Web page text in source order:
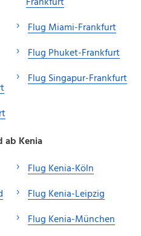
Flug Miami-Frankfurt
Flug Phuket-Frankfurt
Flug Singapur-Frankfurt
ab Kenia
Flug Kenia-Köln
Flug Kenia-Leipzig
Flug Kenia-München